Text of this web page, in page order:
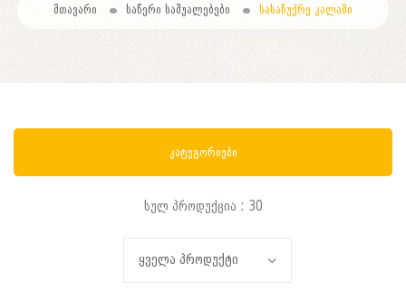
მთავარი საწერი საშუალებები სასაჩუქრე კალამი
კატეგორიები
სულ პროდუქცია : 30